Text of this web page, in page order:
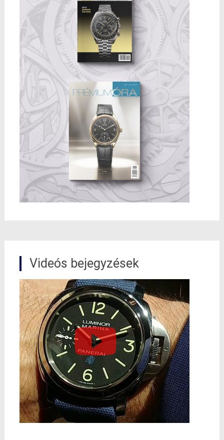
Videós bejegyzések